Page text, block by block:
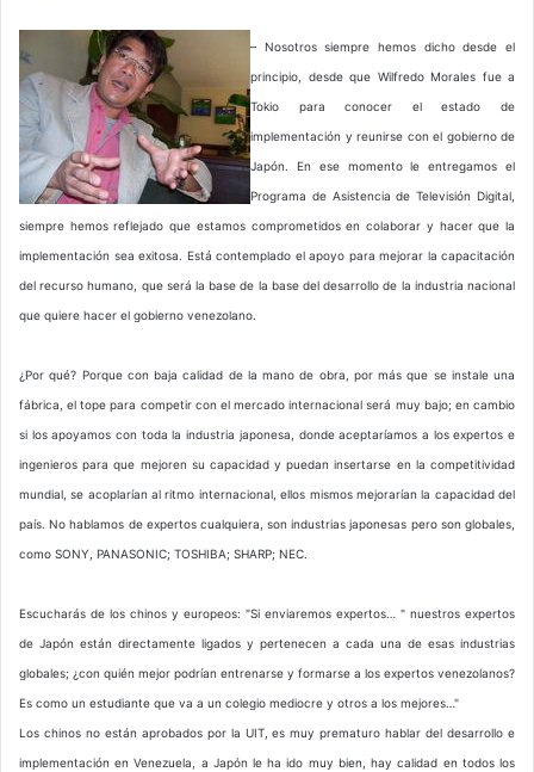
– Nosotros siempre hemos dicho desde el
principio, desde que Wilfredo Morales fue a
Tokio para conocer el estado de
implementación y reunirse con el gobierno de
Japón. En ese momento le entregamos el
Programa de Asistencia de Televisión Digital,
siempre hemos reflejado que estamos comprometidos en colaborar y hacer que la
implementación sea exitosa. Está contemplado el apoyo para mejorar la capacitación
del recurso humano, que será la base de la base del desarrollo de la industria nacional
que quiere hacer el gobierno venezolano.
¿Por qué? Porque con baja calidad de la mano de obra, por más que se instale una
fábrica, el tope para competir con el mercado internacional será muy bajo; en cambio
si los apoyamos con toda la industria japonesa, donde aceptaríamos a los expertos e
ingenieros para que mejoren su capacidad y puedan insertarse en la competitividad
mundial, se acoplarían al ritmo internacional, ellos mismos mejorarían la capacidad del
país. No hablamos de expertos cualquiera, son industrias japonesas pero son globales,
como SONY, PANASONIC; TOSHIBA; SHARP; NEC.
Escucharás de los chinos y europeos: "Si enviaremos expertos… " nuestros expertos
de Japón están directamente ligados y pertenecen a cada una de esas industrias
globales; ¿con quién mejor podrían entrenarse y formarse a los expertos venezolanos?
Es como un estudiante que va a un colegio mediocre y otros a los mejores…"
Los chinos no están aprobados por la UIT, es muy prematuro hablar del desarrollo e
implementación en Venezuela, a Japón le ha ido muy bien, hay calidad en todos los